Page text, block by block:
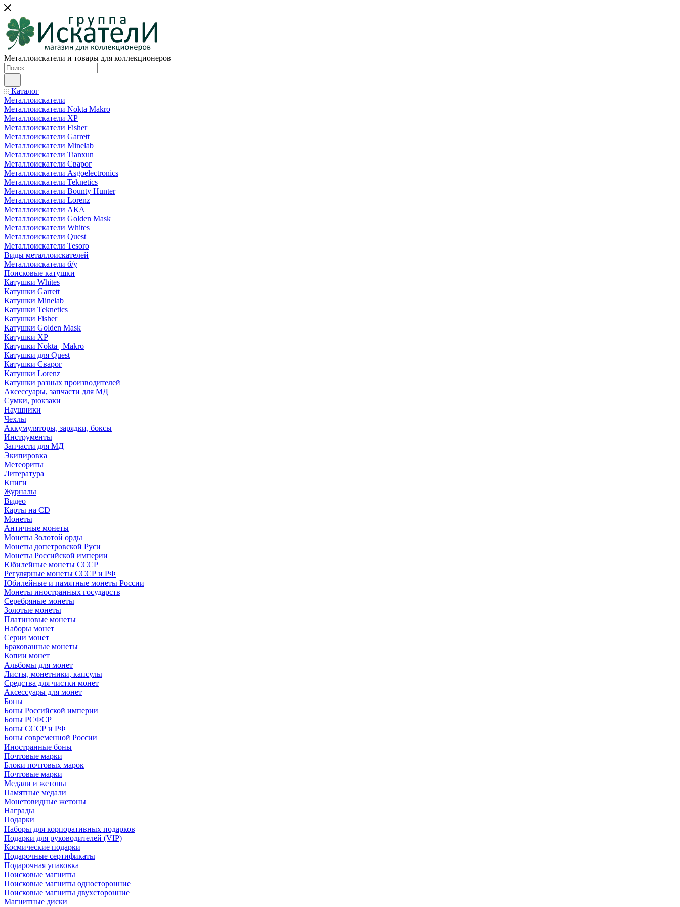
Металлоискатели и товары для коллекционеров
Каталог
Металлоискатели
Металлоискатели Nokta Makro
Металлоискатели XP
Металлоискатели Fisher
Металлоискатели Garrett
Металлоискатели Minelab
Металлоискатели Tianxun
Металлоискатели Сварог
Металлоискатели Asgoelectronics
Металлоискатели Teknetics
Металлоискатели Bounty Hunter
Металлоискатели Lorenz
Металлоискатели АКА
Металлоискатели Golden Mask
Металлоискатели Whites
Металлоискатели Quest
Металлоискатели Tesoro
Виды металлоискателей
Металлоискатели б/у
Поисковые катушки
Катушки Whites
Катушки Garrett
Катушки Minelab
Катушки Teknetics
Катушки Fisher
Катушки Golden Mask
Катушки XP
Катушки Nokta | Makro
Катушки для Quest
Катушки Сварог
Катушки Lorenz
Катушки разных производителей
Аксессуары, запчасти для МД
Сумки, рюкзаки
Наушники
Чехлы
Аккумуляторы, зарядки, боксы
Инструменты
Запчасти для МД
Экипировка
Метеориты
Литература
Книги
Журналы
Видео
Карты на CD
Монеты
Античные монеты
Монеты Золотой орды
Монеты допетровской Руси
Монеты Российской империи
Юбилейные монеты СССР
Регулярные монеты СССР и РФ
Юбилейные и памятные монеты России
Монеты иностранных государств
Серебряные монеты
Золотые монеты
Платиновые монеты
Наборы монет
Серии монет
Бракованные монеты
Копии монет
Альбомы для монет
Листы, монетники, капсулы
Средства для чистки монет
Аксессуары для монет
Боны
Боны Российской империи
Боны РСФСР
Боны СССР и РФ
Боны современной России
Иностранные боны
Почтовые марки
Блоки почтовых марок
Почтовые марки
Медали и жетоны
Памятные медали
Монетовидные жетоны
Награды
Подарки
Наборы для корпоративных подарков
Подарки для руководителей (VIP)
Космические подарки
Подарочные сертификаты
Подарочная упаковка
Поисковые магниты
Поисковые магниты односторонние
Поисковые магниты двухсторонние
Магнитные диски